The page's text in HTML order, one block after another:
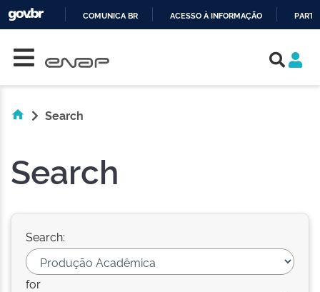
COMUNICA BR ACESSO À INFORMAÇÃO
Search
Search
Search:
for